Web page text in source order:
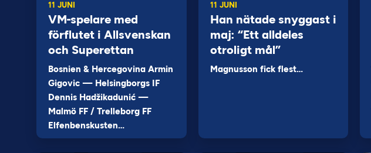
11 JUNI
VM-spelare med
förflutet i Allsvenskan
och Superettan
Bosnien & Hercegovina Armin
Gigovic — Helsingborgs IF
Dennis Hadžikadunić —
Malmö FF / Trelleborg FF
Elfenbenskusten…
11 JUNI
Han nätade snyggast i
maj: “Ett alldeles
otroligt mål”
Magnusson fick flest…